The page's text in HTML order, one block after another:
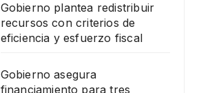
Gobierno plantea redistribuir
recursos con criterios de
eficiencia y esfuerzo fiscal
Gobierno asegura
financiamiento para tres